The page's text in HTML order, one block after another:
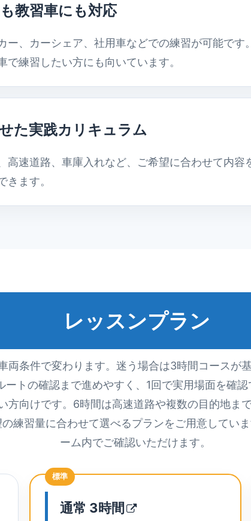
教習車にも対応
ー、カーシェア、社用車などでの練習が可能で
で練習したい方にも向いています。
た実践カリキュラム
高速道路、車庫入れなど、ご希望に合わせて内
きます。
レッスンプラン
両条件で変わります。迷う場合は3時間コースが
ートの確認まで進めやすく、1回で実用場面を確
方向けです。6時間は高速道路や複数の目的地ま
練習量に合わせて選べるプランをご用意してい
ーム内でご確認いただけます。
標準
通常 3時間